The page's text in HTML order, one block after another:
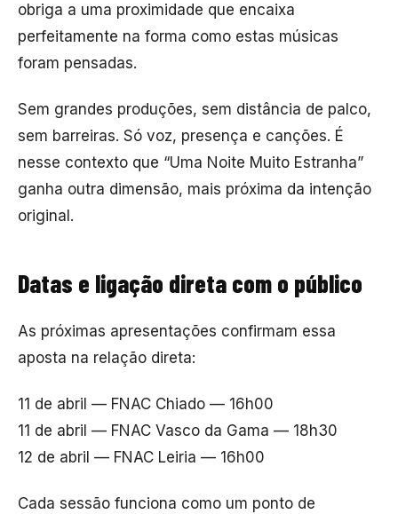
obriga a uma proximidade que encaixa
perfeitamente na forma como estas músicas
foram pensadas.
Sem grandes produções, sem distância de palco,
sem barreiras. Só voz, presença e canções. É
nesse contexto que “Uma Noite Muito Estranha”
ganha outra dimensão, mais próxima da intenção
original.
Datas e ligação direta com o público
As próximas apresentações confirmam essa
aposta na relação direta:
11 de abril — FNAC Chiado — 16h00
11 de abril — FNAC Vasco da Gama — 18h30
12 de abril — FNAC Leiria — 16h00
Cada sessão funciona como um ponto de